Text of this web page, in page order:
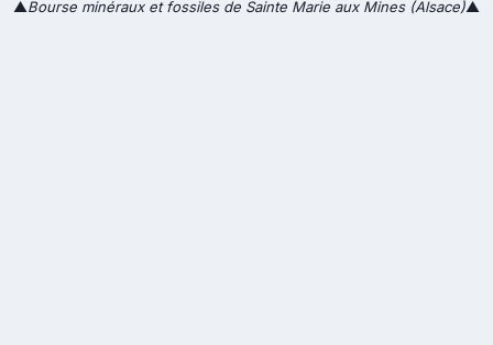
▲Bourse minéraux et fossiles de Sainte Marie aux Mines (Alsace)▲